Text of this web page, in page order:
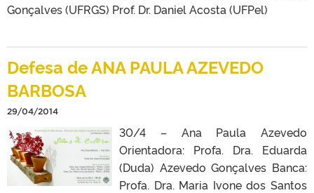
Gonçalves (UFRGS) Prof. Dr. Daniel Acosta (UFPel)
Defesa de ANA PAULA AZEVEDO
BARBOSA
29/04/2014
30/4 – Ana Paula Azevedo
Orientadora: Profa. Dra. Eduarda
(Duda) Azevedo Gonçalves Banca:
Profa. Dra. Maria Ivone dos Santos